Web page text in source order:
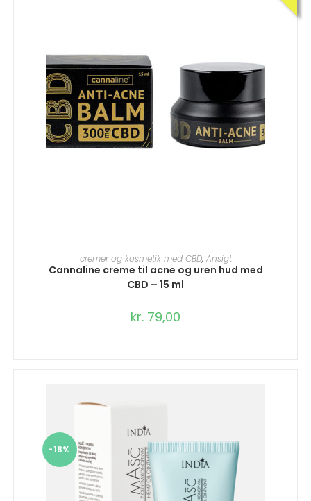
TILFØJ TIL KURV
cremer og kosmetik med CBD, Ansigt
Cannaline creme til acne og uren hud med
CBD – 15 ml
kr. 79,00
-18%